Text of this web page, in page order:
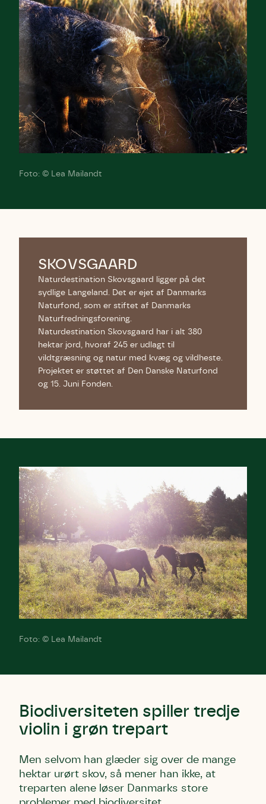
Foto: © Lea Mailandt
SKOVSGAARD
Naturdestination Skovsgaard ligger på det
sydlige Langeland. Det er ejet af Danmarks
Naturfond, som er stiftet af Danmarks
Naturfredningsforening.
Naturdestination Skovsgaard har i alt 380
hektar jord, hvoraf 245 er udlagt til
vildtgræsning og natur med kvæg og vildheste.
Projektet er støttet af Den Danske Naturfond
og 15. Juni Fonden.
Foto: © Lea Mailandt
Biodiversiteten spiller tredje
violin i grøn trepart
Men selvom han glæder sig over de mange
hektar urørt skov, så mener han ikke, at
treparten alene løser Danmarks store